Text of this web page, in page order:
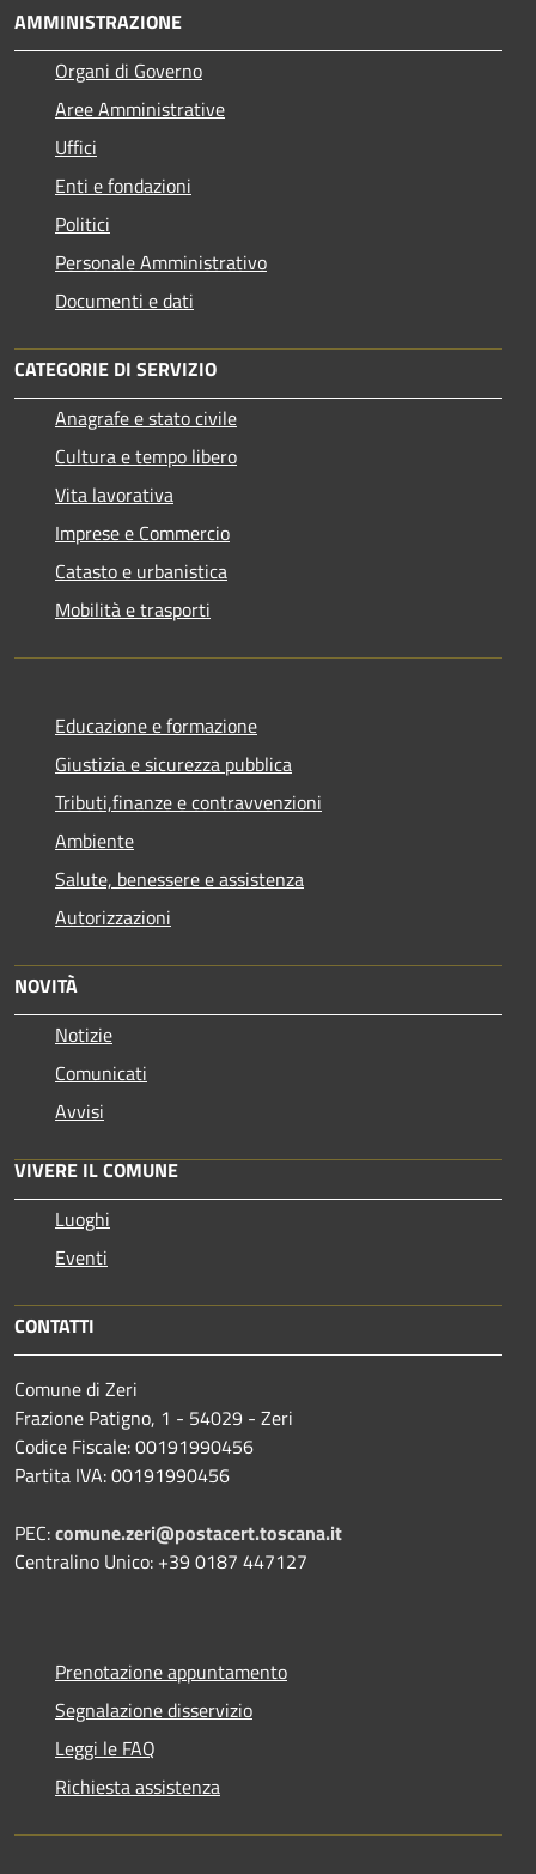
AMMINISTRAZIONE
Organi di Governo
Aree Amministrative
Uffici
Enti e fondazioni
Politici
Personale Amministrativo
Documenti e dati
CATEGORIE DI SERVIZIO
Anagrafe e stato civile
Cultura e tempo libero
Vita lavorativa
Imprese e Commercio
Catasto e urbanistica
Mobilità e trasporti
Educazione e formazione
Giustizia e sicurezza pubblica
Tributi,finanze e contravvenzioni
Ambiente
Salute, benessere e assistenza
Autorizzazioni
NOVITÀ
Notizie
Comunicati
Avvisi
VIVERE IL COMUNE
Luoghi
Eventi
CONTATTI
Comune di Zeri
Frazione Patigno, 1 - 54029 - Zeri
Codice Fiscale: 00191990456
Partita IVA: 00191990456
PEC:comune.zeri@postacert.toscana.it
Centralino Unico: +39 0187 447127
Prenotazione appuntamento
Segnalazione disservizio
Leggi le FAQ
Richiesta assistenza